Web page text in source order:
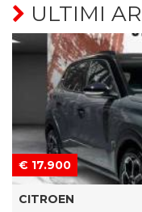
ULTIMI
€ 17.900
CITROEN